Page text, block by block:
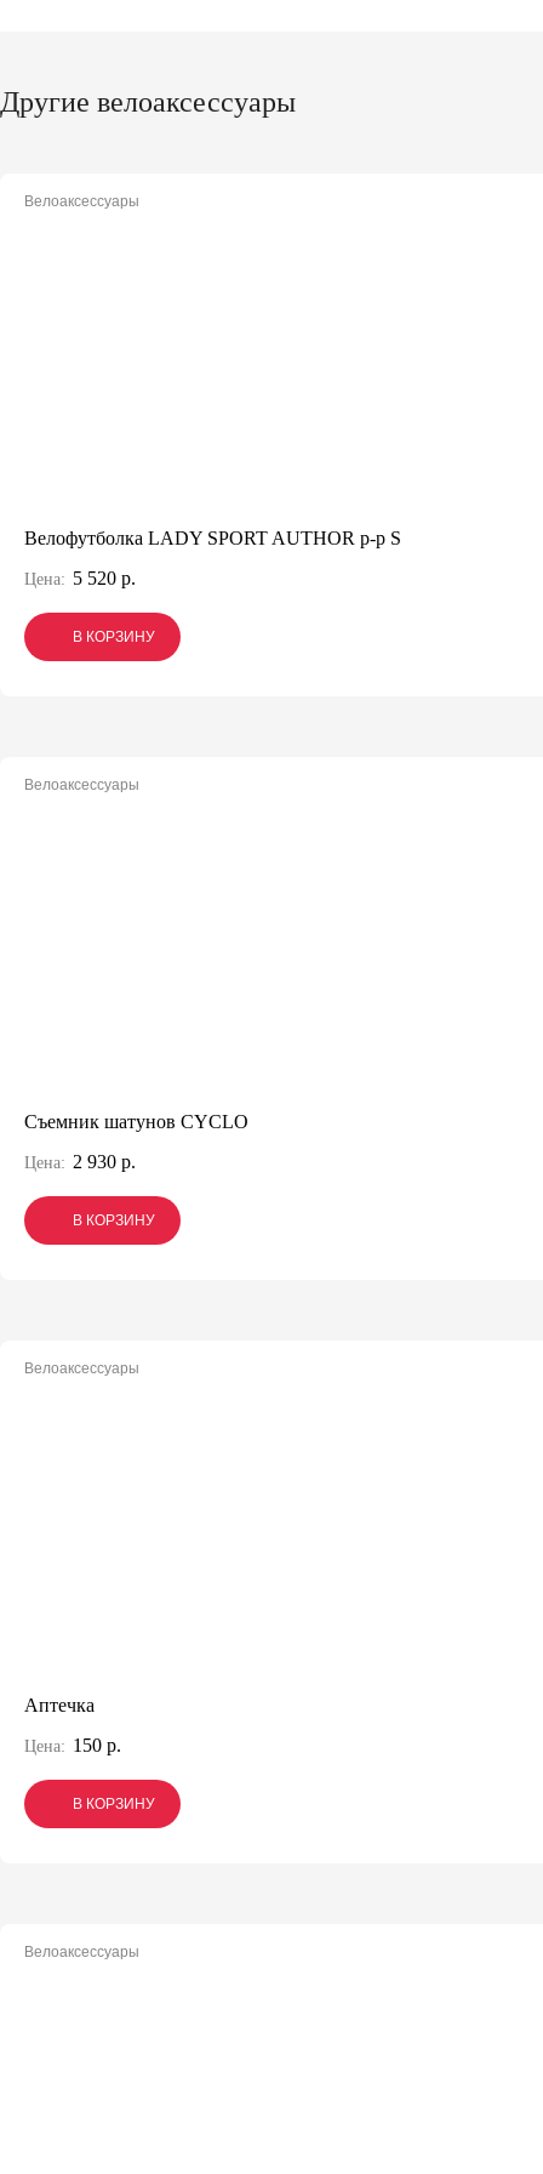
Другие велоаксессуары
Велоаксессуары
Велофутболка LADY SPORT AUTHOR р-р S
Цена: 5 520 р.
В КОРЗИНУ
В КОРЗИНУ
В КОРЗИНУ
Велоаксессуары
Съемник шатунов CYCLO
Цена: 2 930 р.
В КОРЗИНУ
В КОРЗИНУ
В КОРЗИНУ
Велоаксессуары
Аптечка
Цена: 150 р.
В КОРЗИНУ
В КОРЗИНУ
В КОРЗИНУ
Велоаксессуары